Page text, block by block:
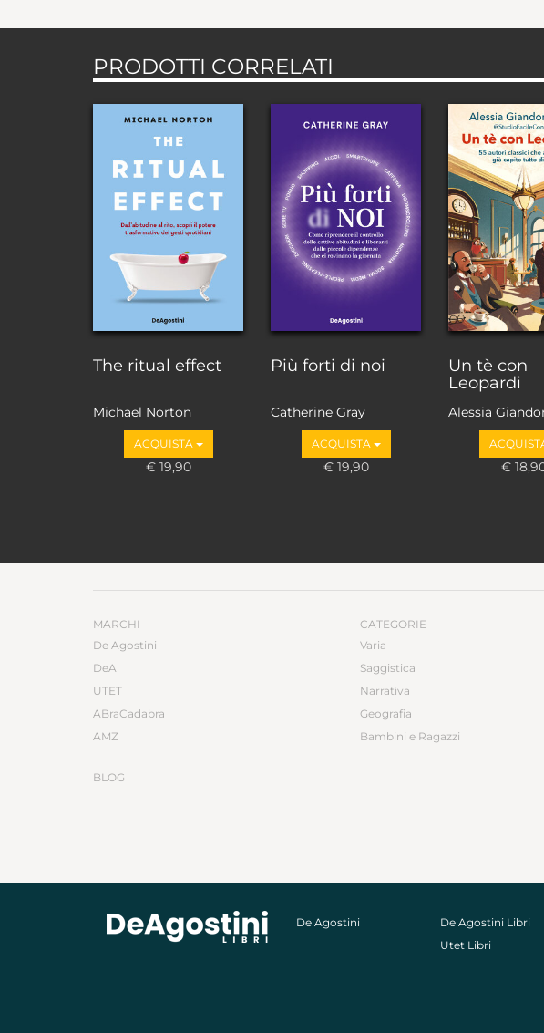
PRODOTTI CORRELATI
The ritual effect
Michael Norton
ACQUISTA
€ 19,90
Più forti di noi
Catherine Gray
ACQUISTA
€ 19,90
Un tè con
Leopardi
Alessia
€
MARCHI
De Agostini
DeA
UTET
ABraCadabra
AMZ
BLOG
CATEGORIE
Varia
Saggistica
Narrativa
Geografia
Bambini e Ragazzi
De Agostini
De Agostini Libri
Utet Libri